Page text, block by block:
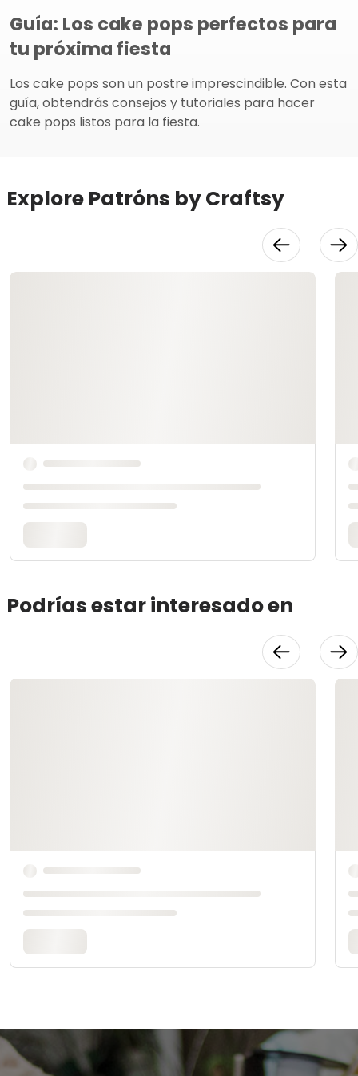
Guía: Los cake pops perfectos para
tu próxima fiesta
Los cake pops son un postre imprescindible. Con esta
guía, obtendrás consejos y tutoriales para hacer
cake pops listos para la fiesta.
Explore Patróns by Craftsy
Podrías estar interesado en